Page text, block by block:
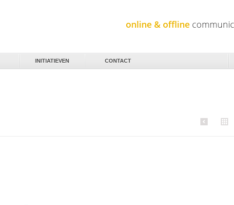
online & offline
INITIATIEVEN CONTACT